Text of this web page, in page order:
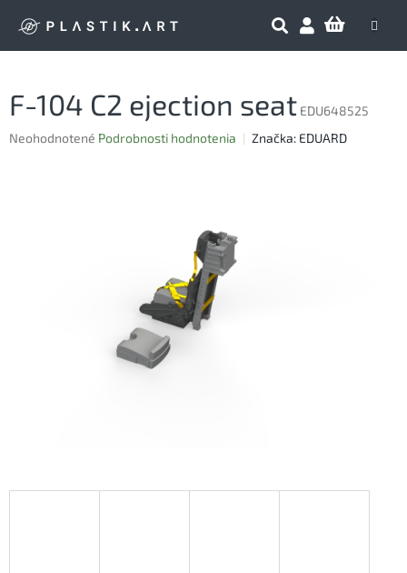
F-104 C2 ejection seat EDU648525
Priemerné
Neohodnotené Podrobnosti hodnotenia Značka: EDUARD